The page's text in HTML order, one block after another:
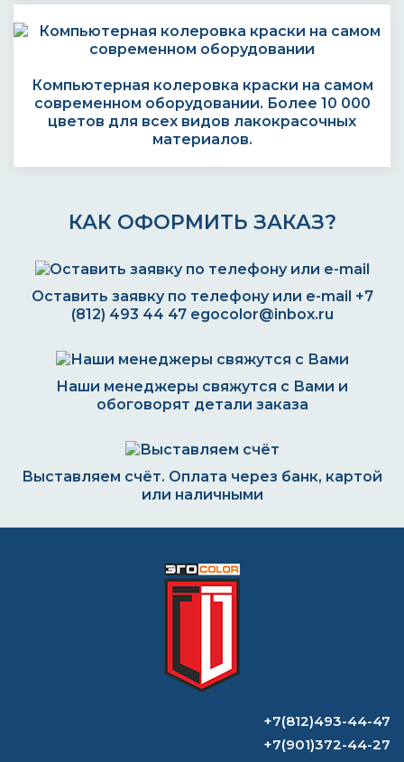
Компьютерная колеровка краски на самом
современном оборудовании. Более 10 000
цветов для всех видов лакокрасочных
материалов.
КАК ОФОРМИТЬ ЗАКАЗ?
Оставить заявку по телефону или e-mail +7
(812) 493 44 47 egocolor@inbox.ru
Наши менеджеры свяжутся с Вами и
обоговорят детали заказа
Выставляем счёт. Оплата через банк, картой
или наличными
Формируем заказ и отправляем транспортной
компанией
ВОПРОС-ОТВЕТ
Что такое холодное цинкование
+7(812)493-44-47
+7(901)372-44-27